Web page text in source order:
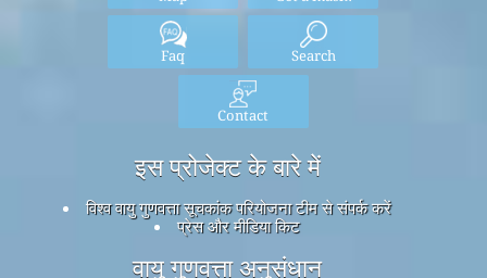
Faq Search
Contact
इस प्रोजेक्ट के बारे में
विश्व वायु गुणवत्ता सूचकांक परियोजना टीम से संपर्क करें
प्रेस और मीडिया किट
वायु गुणवत्ता अनुसंधान